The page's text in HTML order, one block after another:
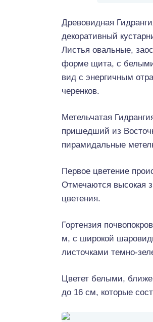
Древовидная
декоративный
Листья овальные,
форме щита, с белыми
вид с энергичным
черенков.
Метельчатая
пришедший из
пирамидальные
Первое цветение
Отмечаются высокая
цветения.
Гортензия
м, с широкой
листочками темно-
Цветет белыми,
до 16 см, которые